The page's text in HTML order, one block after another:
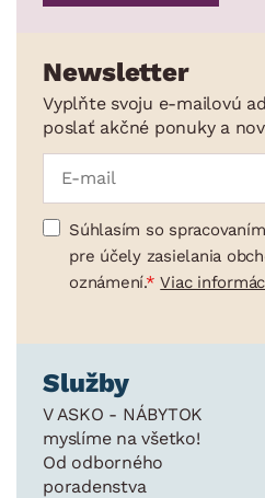
Newsletter
Vyplňte svoju e-mailovú
poslať akčné ponuky a
Súhlasím so
pre účely zasielania
oznámení.
Viac
Služby
V ASKO - NÁBYTOK
myslíme na všetko!
Od odborného
poradenstva